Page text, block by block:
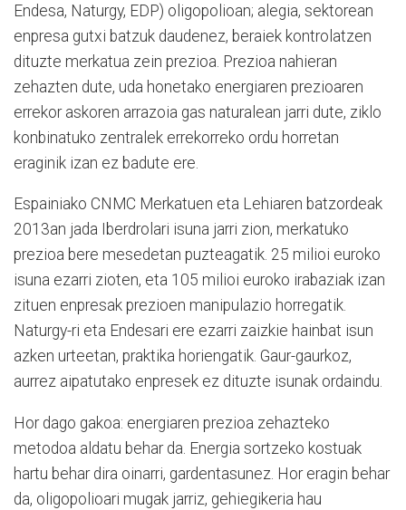
Endesa, Naturgy, EDP) oligopolioan; alegia, sektorean
enpresa gutxi batzuk daudenez, beraiek kontrolatzen
dituzte merkatua zein prezioa. Prezioa nahieran
zehazten dute, uda honetako energiaren prezioaren
errekor askoren arrazoia gas naturalean jarri dute, ziklo
konbinatuko zentralek errekorreko ordu horretan
eraginik izan ez badute ere.
Espainiako CNMC Merkatuen eta Lehiaren batzordeak
2013an jada Iberdrolari isuna jarri zion, merkatuko
prezioa bere mesedetan puzteagatik. 25 milioi euroko
isuna ezarri zioten, eta 105 milioi euroko irabaziak izan
zituen enpresak prezioen manipulazio horregatik.
Naturgy-ri eta Endesari ere ezarri zaizkie hainbat isun
azken urteetan, praktika horiengatik. Gaur-gaurkoz,
aurrez aipatutako enpresek ez dituzte isunak ordaindu.
Hor dago gakoa: energiaren prezioa zehazteko
metodoa aldatu behar da. Energia sortzeko kostuak
hartu behar dira oinarri, gardentasunez. Hor eragin behar
da, oligopolioari mugak jarriz, gehiegikeria hau